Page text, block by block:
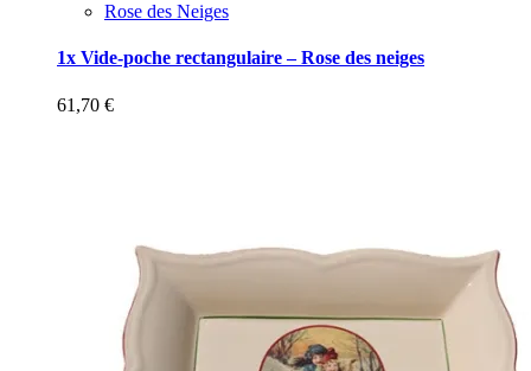
Rose des Neiges
1x Vide-poche rectangulaire – Rose des neiges
61,70 €